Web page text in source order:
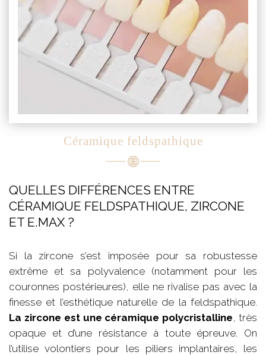
Céramique feldspathique
QUELLES DIFFÉRENCES ENTRE
CÉRAMIQUE FELDSPATHIQUE, ZIRCONE
ET E.MAX ?
Si la zircone s’est imposée pour sa robustesse
extrême et sa polyvalence (notamment pour les
couronnes postérieures), elle ne rivalise pas avec la
finesse et l’esthétique naturelle de la feldspathique.
La zircone est une céramique polycristalline, très
opaque et d’une résistance à toute épreuve. On
l’utilise volontiers pour les piliers implantaires, les